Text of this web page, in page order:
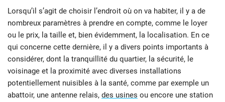
Lorsqu’il s’agit de choisir l’endroit où on va habiter, il y a de
nombreux paramètres à prendre en compte, comme le loyer
ou le prix, la taille et, bien évidemment, la localisation. En ce
qui concerne cette dernière, il y a divers points importants à
considérer, dont la tranquillité du quartier, la sécurité, le
voisinage et la proximité avec diverses installations
potentiellement nuisibles à la santé, comme par exemple un
abattoir, une antenne relais, des usines ou encore une station